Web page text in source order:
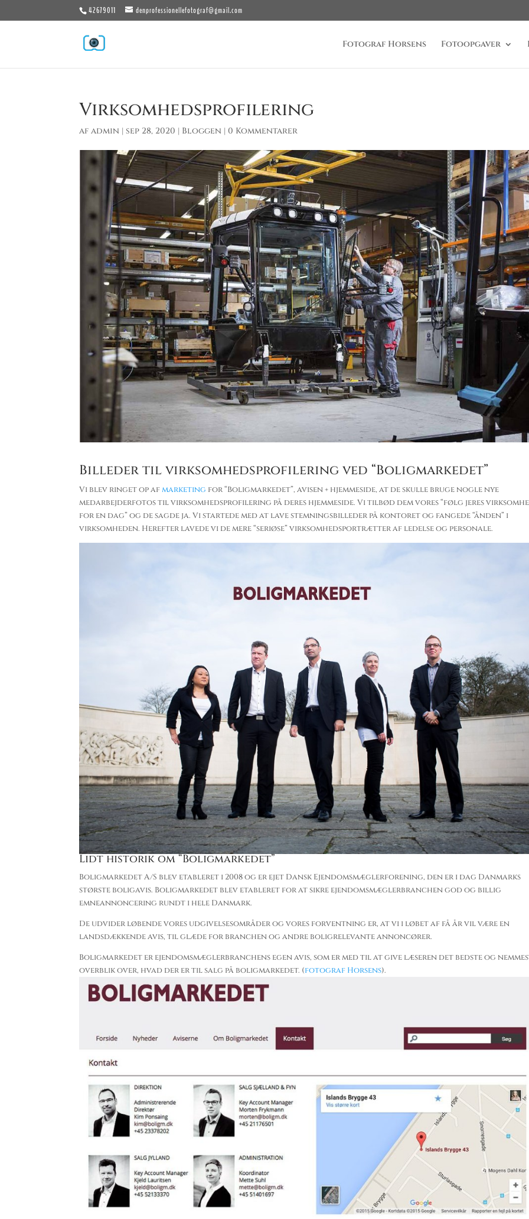
42679011 denprofessionellefotograf@gmail.com
Fotograf Horsens Fotoopgaver
Virksomhedsprofilering
afadmin |sep 28, 2020 | Bloggen |0 Kommentarer
Billeder til virksomhedsprofilering ved “Boligmarkedet”
Vi blev ringet op afmarketing for “Boligmarkedet”, avisen + hjemmeside, at de skulle bruge nogle nye
medarbejderfotos til virksomhedsprofilering på deres hjemmeside. Vi tilbød dem vores “følg jeres
for en dag” og de sagde ja. Vi startede med at lave stemningsbilleder på kontoret og fangede “ånden” i
virksomheden. Herefter lavede vi de mere “seriøse” virksomhedsportrætter af ledelse og personale.
Lidt historik om “Boligmarkedet”
Boligmarkedet A/S blev etableret i 2008 og er ejet Dansk Ejendomsmæglerforening, den er i dag Danmarks
største boligavis. Boligmarkedet blev etableret for at sikre ejendomsmæglerbranchen god og billig
emneannoncering rundt i hele Danmark.
De udvider løbende vores udgivelsesområder og vores forventning er, at vi i løbet af få år vil være en
landsdækkende avis, til glæde for branchen og andre boligrelevante annoncører.
Boligmarkedet er ejendomsmæglerbranchens egen avis, som er med til at give læseren det bedste og
overblik over, hvad der er til salg på boligmarkedet. (fotograf Horsens).